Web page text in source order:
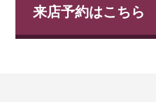
来店予約はこちら